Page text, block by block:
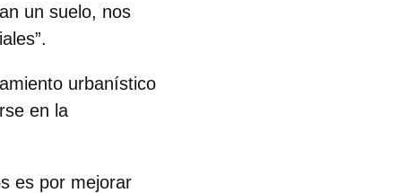
un suelo, nos
urbanístico
en la
es por mejorar